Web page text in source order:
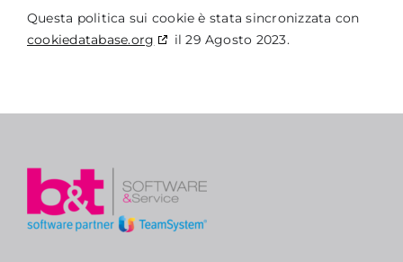
Questa politica sui cookie è stata sincronizzata con
cookiedatabase.org
il 29 Agosto 2023.